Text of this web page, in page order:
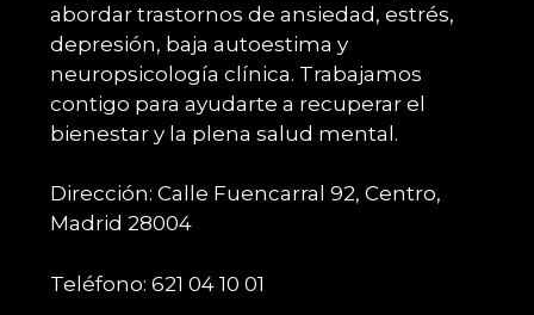
abordar trastornos de ansiedad, estrés,
depresión, baja autoestima y
neuropsicología clínica. Trabajamos
contigo para ayudarte a recuperar el
bienestar y la plena salud mental.
Dirección: Calle Fuencarral 92, Centro,
Madrid 28004
Teléfono: 621 04 10 01